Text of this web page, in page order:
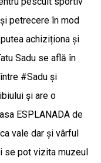
petrecere în mod
achiziționa și
Sadu se află în
#Sadu și
și are o
ESPLANADA de
vale dar și vârful
se pot vizita muzeul